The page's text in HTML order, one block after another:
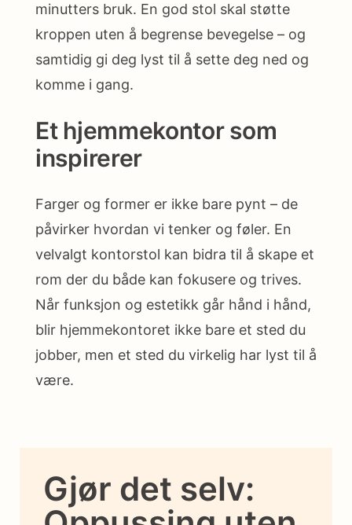
minutters bruk. En god stol skal støtte
kroppen uten å begrense bevegelse – og
samtidig gi deg lyst til å sette deg ned og
komme i gang.
Et hjemmekontor som
inspirerer
Farger og former er ikke bare pynt – de
påvirker hvordan vi tenker og føler. En
velvalgt kontorstol kan bidra til å skape et
rom der du både kan fokusere og trives.
Når funksjon og estetikk går hånd i hånd,
blir hjemmekontoret ikke bare et sted du
jobber, men et sted du virkelig har lyst til å
være.
Gjør det selv: